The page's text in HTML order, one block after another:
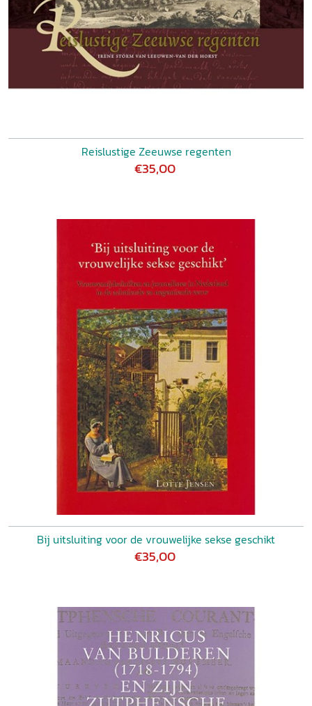
Reislustige Zeeuwse regenten
€35,00
Bij uitsluiting voor de vrouwelijke sekse geschikt
€35,00